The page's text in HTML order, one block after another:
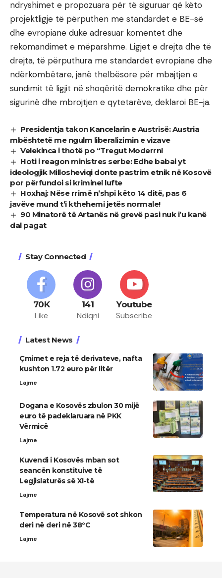
ndryshimet e propozuara për të siguruar që këto
projektligje të përputhen me standardet e BE-së
dhe evropiane duke adresuar komentet dhe
rekomandimet e mëparshme. Ligjet e drejta dhe të
drejta, të përputhura me standardet evropiane dhe
ndërkombëtare, janë thelbësore për mbajtjen e
sundimit të ligjit në shoqëritë demokratike dhe për
sigurinë dhe mbrojtjen e qytetarëve, deklaroi BE-ja.
Presidentja takon Kancelarin e Austrisë: Austria
mbështetë me ngulm liberalizimin e vizave
Velekinca i thotë po “Tregut Moderrn!
Hoti i reagon ministres serbe: Edhe babai yt
ideologjik Millosheviqi donte pastrim etnik në Kosovë
por përfundoi si kriminel lufte
Hoxhaj: Nëse rrimë n’shpi këto 14 ditë, pas 6
javëve mund t’i kthehemi jetës normale!
90 Minatorë të Artanës në grevë pasi nuk i’u kanë
dal pagat
Stay Connected
70K
Like
141
Ndiqni
Youtube
Subscribe
Latest News
Çmimet e reja të derivateve, nafta
kushton 1.72 euro për litër
Lajme
Dogana e Kosovës zbulon 30 mijë
euro të padeklaruara në PKK
Vërmicë
Lajme
Kuvendi i Kosovës mban sot
seancën konstituive të
Legjislaturës së XI-të
Lajme
Temperatura në Kosovë sot shkon
deri në deri në 38°C
Lajme